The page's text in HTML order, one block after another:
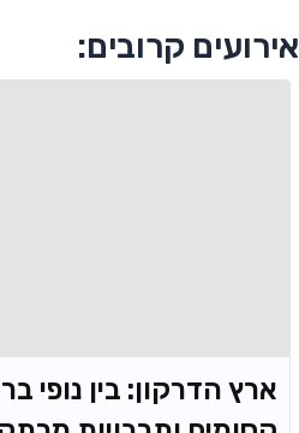
אירועים קרובים:
ארץ הדרקון: בין נופי